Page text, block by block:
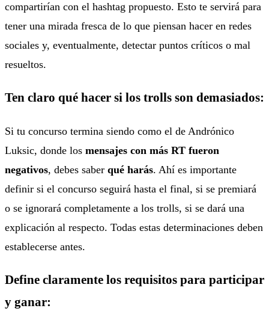
compartirían con el hashtag propuesto. Esto te servirá para
tener una mirada fresca de lo que piensan hacer en redes
sociales y, eventualmente, detectar puntos críticos o mal
resueltos.
Ten claro qué hacer si los trolls son demasiados:
Si tu concurso termina siendo como el de Andrónico
Luksic, donde los mensajes con más RT fueron
negativos, debes saber qué harás. Ahí es importante
definir si el concurso seguirá hasta el final, si se premiará
o se ignorará completamente a los trolls, si se dará una
explicación al respecto. Todas estas determinaciones deben
establecerse antes.
Define claramente los requisitos para participar
y ganar: